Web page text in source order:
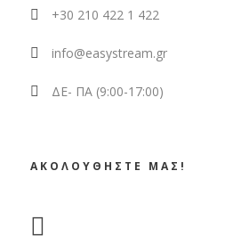
+30 210 422 1 422
info@easystream.gr
ΔΕ- ΠΑ (9:00-17:00)
ΑΚΟΛΟΥΘΗΣΤΕ ΜΑΣ!